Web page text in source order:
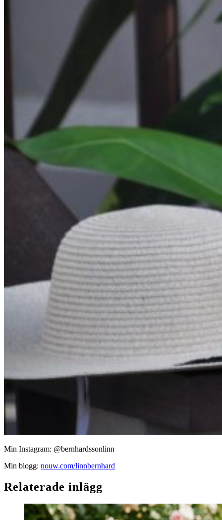
Min Instagram: @bernhardssonlinn
Min blogg: nouw.com/linnbernhard
Relaterade inlägg